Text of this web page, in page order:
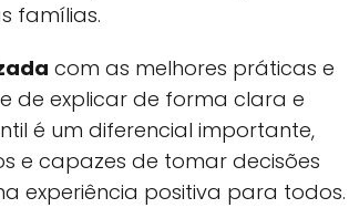
famílias.
com as melhores práticas e
de explicar de forma clara e
é um diferencial importante,
e capazes de tomar decisões
experiência positiva para todos.